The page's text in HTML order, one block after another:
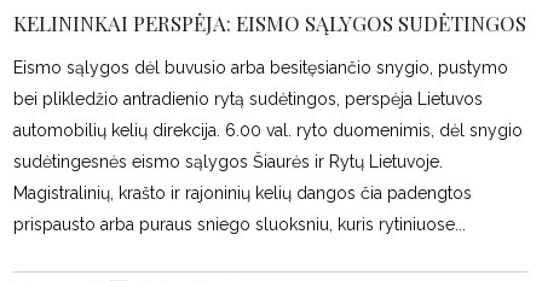
KELININKAI PERSPĖJA: EISMO SĄLYGOS SUDĖTINGOS
Eismo sąlygos dėl buvusio arba besitęsiančio snygio, pustymo
bei plikledžio antradienio rytą sudėtingos, perspėja Lietuvos
automobilių kelių direkcija. 6.00 val. ryto duomenimis, dėl snygio
sudėtingesnės eismo sąlygos Šiaurės ir Rytų Lietuvoje.
Magistralinių, krašto ir rajoninių kelių dangos čia padengtos
prispausto arba puraus sniego sluoksniu, kuris rytiniuose